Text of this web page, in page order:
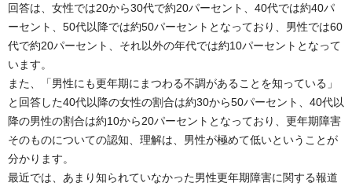
回答は、女性では20から30代で約20パーセント、40代では約40パ
ーセント、50代以降では約50パーセントとなっており、男性では60
代で約20パーセント、それ以外の年代では約10パーセントとなって
います。
また、「男性にも更年期にまつわる不調があることを知っている」
と回答した40代以降の女性の割合は約30から50パーセント、40代以
降の男性の割合は約10から20パーセントとなっており、更年期障害
そのものについての認知、理解は、男性が極めて低いということが
分かります。
最近では、あまり知られていなかった男性更年期障害に関する報道